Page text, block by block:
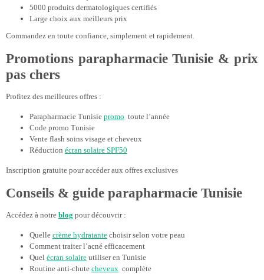
5000 produits dermatologiques certifiés
Large choix aux meilleurs prix
Commandez en toute confiance, simplement et rapidement.
Promotions parapharmacie Tunisie & prix
pas chers
Profitez des meilleures offres :
Parapharmacie Tunisie promo toute l’année
Code promo Tunisie
Vente flash soins visage et cheveux
Réduction écran solaire SPF50
Inscription gratuite pour accéder aux offres exclusives
Conseils & guide parapharmacie Tunisie
Accédez à notre blog pour découvrir :
Quelle crème hydratante choisir selon votre peau
Comment traiter l’acné efficacement
Quel écran solaire utiliser en Tunisie
Routine anti-chute cheveux complète